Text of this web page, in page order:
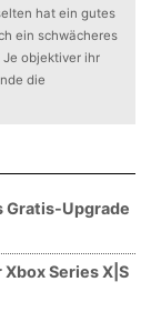
hat ein gutes
ein schwächeres
objektiver ihr
die
Gratis-Upgrade
Series X|S